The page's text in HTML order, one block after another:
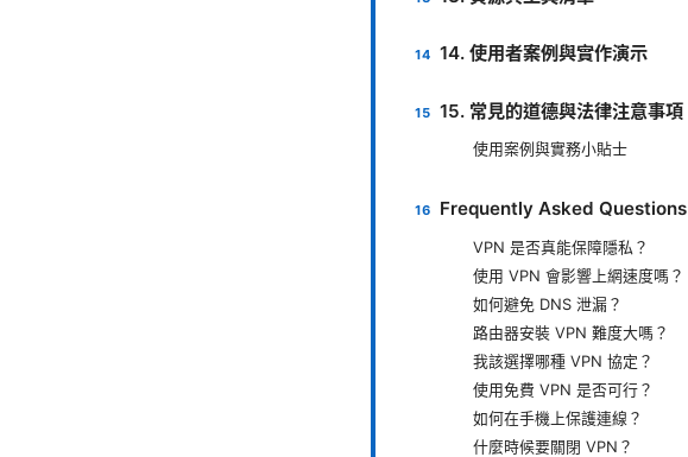
14. 使用者案例與實作演示
15. 常見的道德與法律注意事項
使用案例與實務小貼士
Frequently Asked Questions
VPN 是否真能保障隱私？
使用 VPN 會影響上網速度嗎？
如何避免 DNS 泄漏？
路由器安裝 VPN 難度大嗎？
我該選擇哪種 VPN 協定？
使用免費 VPN 是否可行？
如何在手機上保護連線？
什麼時候要關閉 VPN？